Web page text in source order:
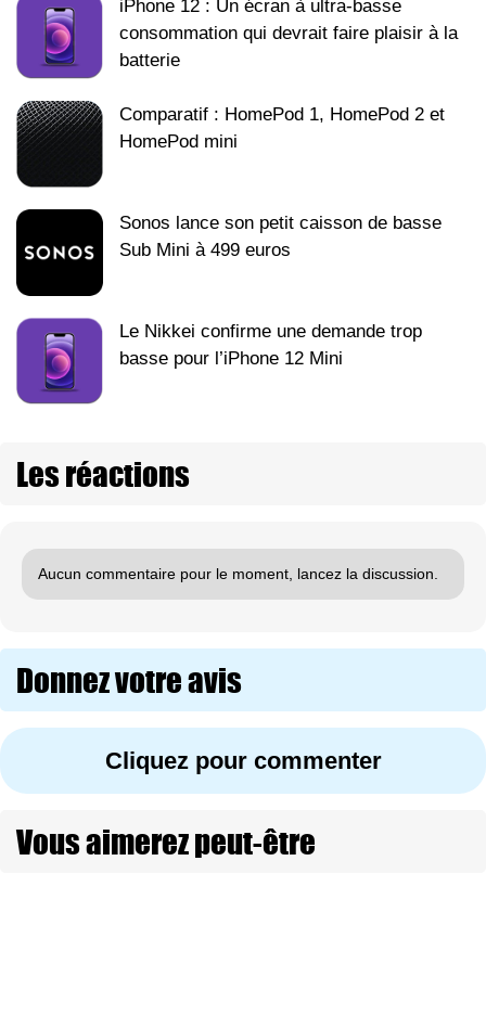
iPhone 12 : Un écran à ultra-basse
consommation qui devrait faire plaisir à la
batterie
Comparatif : HomePod 1, HomePod 2 et
HomePod mini
Sonos lance son petit caisson de basse
Sub Mini à 499 euros
Le Nikkei confirme une demande trop
basse pour l’iPhone 12 Mini
Les réactions
Aucun commentaire pour le moment, lancez la discussion.
Donnez votre avis
Cliquez pour commenter
Vous aimerez peut-être